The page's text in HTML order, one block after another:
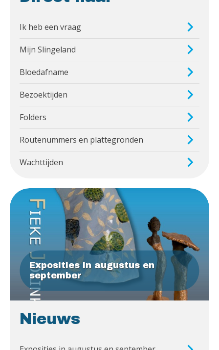
Ik heb een vraag
Mijn Slingeland
Bloedafname
Bezoektijden
Folders
Routenummers en plattegronden
Wachttijden
Exposities in augustus en
september
Nieuws